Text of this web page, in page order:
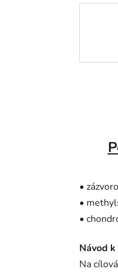
•
•
•
Návod
Na